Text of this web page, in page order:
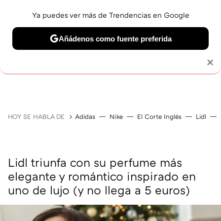
HOY SE HABLA DE Adidas Nike El Corte Inglés Lidl
Lidl triunfa con su perfume más
elegante y romántico inspirado en
uno de lujo (y no llega a 5 euros)
×
Ya puedes ver más de Trendencias en Google
Añádenos como fuente preferida